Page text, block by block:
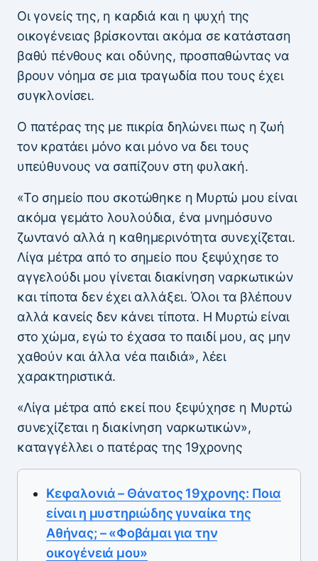
Οι γονείς της, η καρδιά και η ψυχή της
οικογένειας βρίσκονται ακόμα σε κατάσταση
βαθύ πένθους και οδύνης, προσπαθώντας να
βρουν νόημα σε μια τραγωδία που τους έχει
συγκλονίσει.
Ο πατέρας της με πικρία δηλώνει πως η ζωή
τον κρατάει μόνο και μόνο να δει τους
υπεύθυνους να σαπίζουν στη φυλακή.
«Το σημείο που σκοτώθηκε η Μυρτώ μου είναι
ακόμα γεμάτο λουλούδια, ένα μνημόσυνο
ζωντανό αλλά η καθημερινότητα συνεχίζεται.
Λίγα μέτρα από το σημείο που ξεψύχησε το
αγγελούδι μου γίνεται διακίνηση ναρκωτικών
και τίποτα δεν έχει αλλάξει. Όλοι τα βλέπουν
αλλά κανείς δεν κάνει τίποτα. Η Μυρτώ είναι
στο χώμα, εγώ το έχασα το παιδί μου, ας μην
χαθούν και άλλα νέα παιδιά», λέει
χαρακτηριστικά.
«Λίγα μέτρα από εκεί που ξεψύχησε η Μυρτώ
συνεχίζεται η διακίνηση ναρκωτικών»,
καταγγέλλει ο πατέρας της 19χρονης
Κεφαλονιά – Θάνατος 19χρονης: Ποια
είναι η μυστηριώδης γυναίκα της
Αθήνας; – «Φοβάμαι για την
οικογένειά μου»